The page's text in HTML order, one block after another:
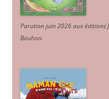
Parution juin 2026 aux éditions
Bouhon.